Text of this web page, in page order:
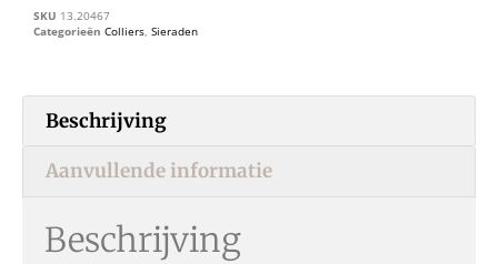
SKU 13.20467
Categorieën Colliers, Sieraden
Beschrijving
Aanvullende informatie
Beschrijving